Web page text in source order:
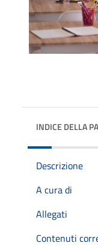
INDICE DELLA
Descrizione
A cura di
Allegati
Contenuti